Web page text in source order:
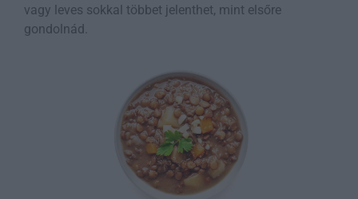
vagy leves sokkal többet jelenthet, mint elsőre
gondolnád.